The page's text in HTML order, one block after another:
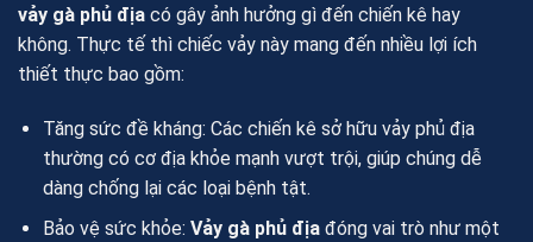
vảy gà phủ địa có gây ảnh hưởng gì đến chiến kê hay
không. Thực tế thì chiếc vảy này mang đến nhiều lợi ích
thiết thực bao gồm:
Tăng sức đề kháng: Các chiến kê sở hữu vảy phủ địa
thường có cơ địa khỏe mạnh vượt trội, giúp chúng dễ
dàng chống lại các loại bệnh tật.
Bảo vệ sức khỏe: Vảy gà phủ địađóng vai trò như một